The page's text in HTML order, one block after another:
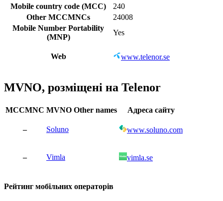
Mobile country code (MCC)
240
Other MCCMNCs
24008
Mobile Number Portability
(MNP)
Yes
Web www.telenor.se
MVNO, розміщені на Telenor
MCCMNC MVNO Other names Адреса сайту
– Soluno www.soluno.com
– Vimla vimla.se
Рейтинг мобільних операторів